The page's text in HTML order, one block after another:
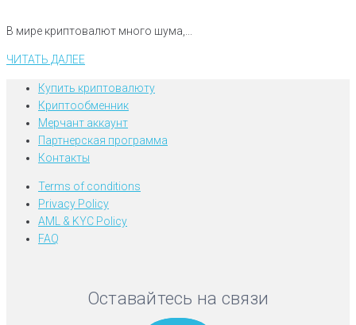
В мире криптовалют много шума,...
ЧИТАТЬ ДАЛЕЕ
Купить криптовалюту
Криптообменник
Мерчант аккаунт
Партнерская программа
Контакты
Terms of conditions
Privacy Policy
AML & KYC Policy
FAQ
Оставайтесь на связи